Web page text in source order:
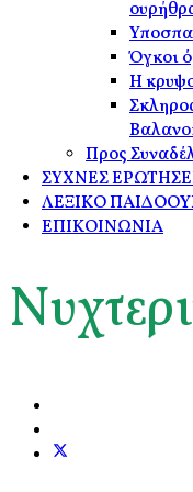
Όγκοι
Η
Προς
ΣΥΧΝΕΣ
ΛΕΞΙΚΟ
ΕΠΙΚΟΙΝΩΝΙΑ